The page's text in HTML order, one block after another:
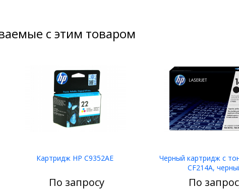
с этим товаром
Картридж HP C9352AE
По запросу
Черный картридж с
CF214A,
По